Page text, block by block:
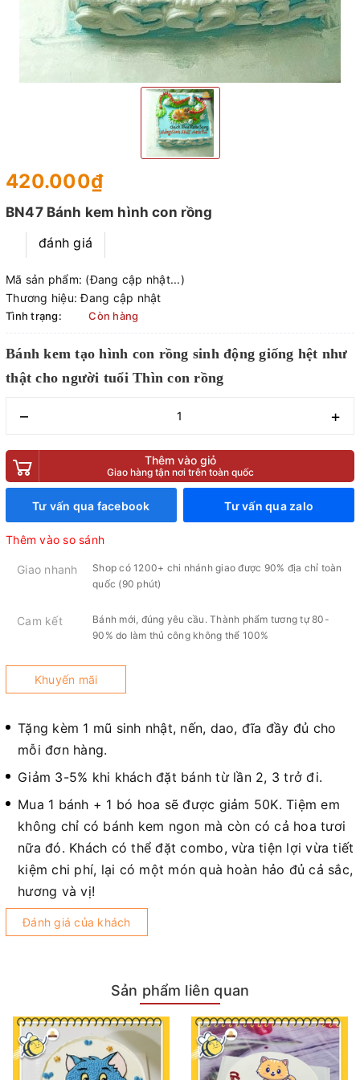
420.000₫
BN47 Bánh kem hình con rồng
đánh giá
Mã sản phẩm: (Đang cập nhật...)
Thương hiệu: Đang cập nhật
Tình trạng: Còn hàng
Bánh kem tạo hình con rồng sinh động giống hệt như
thật cho người tuổi Thìn con rồng
– +
Thêm vào giỏ
Giao hàng tận nơi trên toàn quốc
Tư vấn qua facebook Tư vấn qua zalo
Thêm vào so sánh
Giao nhanh
Shop có 1200+ chi nhánh giao được 90% địa chỉ toàn
quốc (90 phút)
Cam kết
Bánh mới, đúng yêu cầu. Thành phẩm tương tự 80-
90% do làm thủ công không thể 100%
Khuyến mãi
Tặng kèm 1 mũ sinh nhật, nến, dao, đĩa đầy đủ cho
mỗi đơn hàng.
Giảm 3-5% khi khách đặt bánh từ lần 2, 3 trở đi.
Mua 1 bánh + 1 bó hoa sẽ được giảm 50K. Tiệm em
không chỉ có bánh kem ngon mà còn có cả hoa tươi
nữa đó. Khách có thể đặt combo, vừa tiện lợi vừa tiết
kiệm chi phí, lại có một món quà hoàn hảo đủ cả sắc,
hương và vị!
Đánh giá của khách
Sản phẩm liên quan